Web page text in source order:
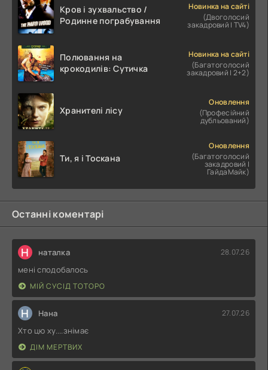
Кров і зухвальство /
Родинне пограбування
Новинка на сайті
(Двоголосий
закадровий | TV4)
Полювання на
крокодилів: Сутичка
Новинка на сайті
(Багатоголосий
закадровий | 2+2)
Хранителі лісу
Оновлення
(Професійний
дубльований)
Ти, я і Тоскана
Оновлення
(Багатоголосий
закадровий |
ГайдаМайк)
Останні коментарі
Н наталка 28.07.26
мені сподобалось
МІЙ СУСІД ТОТОРО
Н Нана 27.07.26
Хто цю ху....знімає
ДІМ МЕРТВИХ